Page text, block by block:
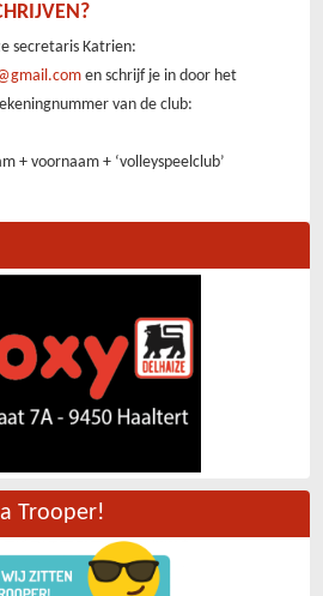
secretaris Katrien:
en schrijf je in door het
van de club:
+ voornaam + ‘volleyspeelclub’
Trooper!